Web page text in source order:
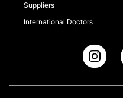
Suppliers
International Doctors